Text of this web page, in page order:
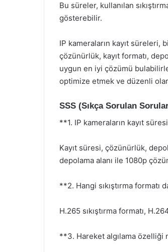
Bu süreler, kullanılan
gösterebilir.
IP kameraların kayıt süreleri,
çözünürlük, kayıt formatı,
uygun en iyi çözümü
optimize etmek ve düzenli
SSS (Sıkça Sorulan
**1. IP kameraların kayıt
Kayıt süresi, çözünürlük,
depolama alanı ile 1080p
**2. Hangi sıkıştırma formatı
H.265 sıkıştırma formatı,
**3. Hareket algılama özelliği